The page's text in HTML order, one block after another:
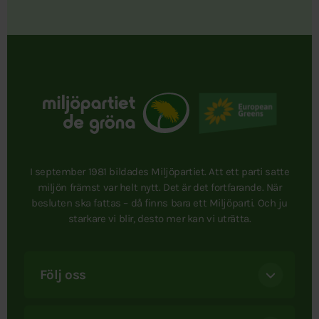
I september 1981 bildades Miljöpartiet. Att ett parti satte
miljön främst var helt nytt. Det är det fortfarande. När
besluten ska fattas – då finns bara ett Miljöparti. Och ju
starkare vi blir, desto mer kan vi uträtta.
Följ oss